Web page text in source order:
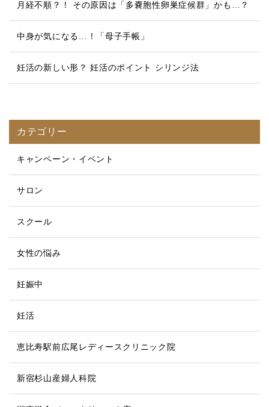
月経不順？！ その原因は「多嚢胞性卵巣症候群」かも…？
中身が気になる…！「母子手帳」
妊活の新しい形？ 妊活のポイント シリンジ法
カテゴリー
キャンペーン・イベント
サロン
スクール
女性の悩み
妊娠中
妊活
恵比寿駅前広尾レディースクリニック院
新宿杉山産婦人科院